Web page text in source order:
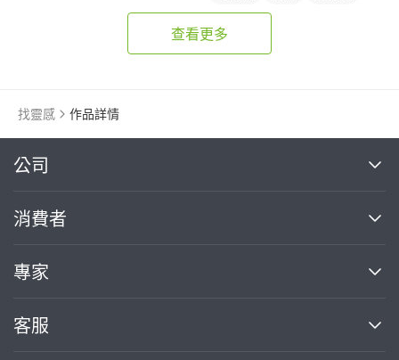
查看更多
找靈感 作品詳情
公司
關於我們
部落格
加入我們
消費者
買服務
熱門服務
專家
案件中心
客服
繼續完成